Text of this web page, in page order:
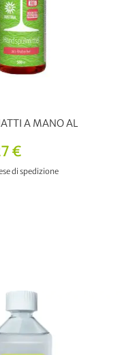
€
di spedizione
A MANO AL